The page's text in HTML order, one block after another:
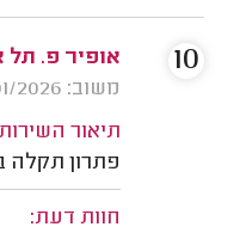
אופיר פ. תל
משוב: 25/01/2026
תיאור
פתרון תקלה
חוות דעת:
10